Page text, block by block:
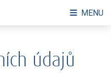
údajů
MENU